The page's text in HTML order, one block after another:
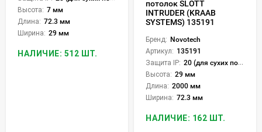
Высота: 7 мм
Длина: 72.3 мм
Ширина: 29 мм
НАЛИЧИЕ: 512 ШТ.
потолок SLOTT
INTRUDER (KRAAB
SYSTEMS) 135191
Бренд: Novotech
Артикул: 135191
Защита IP: 20 (для сухих пом.)
Высота: 29 мм
Длина: 2000 мм
Ширина: 72.3 мм
НАЛИЧИЕ: 162 ШТ.